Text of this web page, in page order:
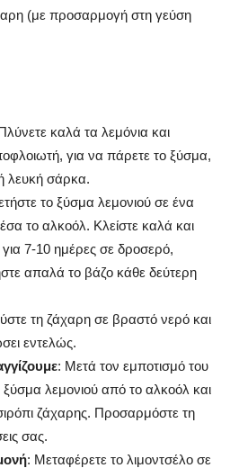
(με προσαρμογή στη γεύση
καλά τα λεμόνια και
για να πάρετε το ξύσμα,
λευκή σάρκα.
το ξύσμα λεμονιού σε ένα
το αλκοόλ. Κλείστε καλά και
για 7-10 ημέρες σε δροσερό,
απαλά το βάζο κάθε δεύτερη
τη ζάχαρη σε βραστό νερό και
εντελώς.
: Μετά τον εμποτισμό του
λεμονιού από το αλκοόλ και
ζάχαρης. Προσαρμόστε τη
σας.
: Μεταφέρετε το λιμοντσέλο σε